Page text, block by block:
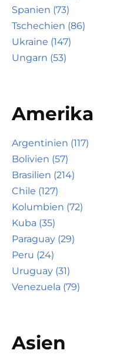
Spanien (73)
Tschechien (86)
Ukraine (147)
Ungarn (53)
Amerika
Argentinien (117)
Bolivien (57)
Brasilien (214)
Chile (127)
Kolumbien (72)
Kuba (35)
Paraguay (29)
Peru (24)
Uruguay (31)
Venezuela (79)
Asien